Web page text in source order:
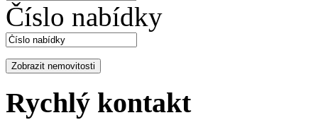
Číslo nabídky
Rychlý kontakt